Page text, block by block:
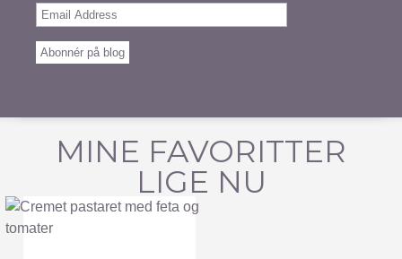
Email
Abonnér på blog
MINE FAVORITTER
LIGE NU